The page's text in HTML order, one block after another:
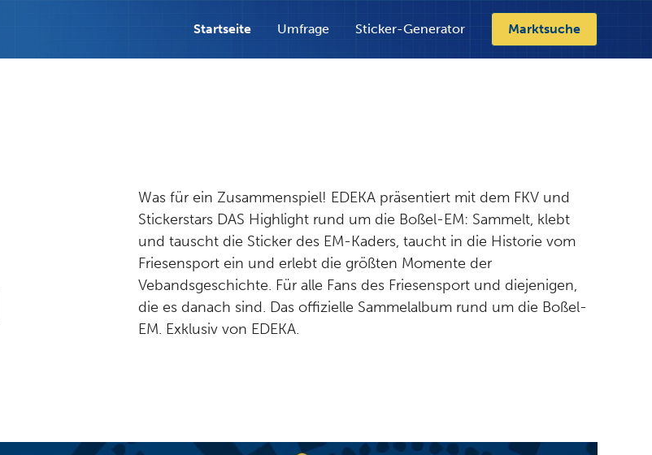
Startseite Umfrage Sticker-Generator Marktsuche
Was für ein Zusammenspiel! EDEKA präsentiert mit dem FKV und
Stickerstars DAS Highlight rund um die Boßel-EM: Sammelt, klebt
und tauscht die Sticker des EM-Kaders, taucht in die Historie vom
Friesensport ein und erlebt die größten Momente der
Vebandsgeschichte. Für alle Fans des Friesensport und diejenigen,
die es danach sind. Das offizielle Sammelalbum rund um die Boßel-
EM. Exklusiv von EDEKA.